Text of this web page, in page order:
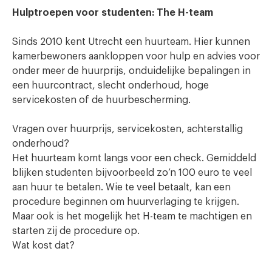
Hulptroepen voor studenten: The H-team
Sinds 2010 kent Utrecht een huurteam. Hier kunnen
kamerbewoners aankloppen voor hulp en advies voor
onder meer de huurprijs, onduidelijke bepalingen in
een huurcontract, slecht onderhoud, hoge
servicekosten of de huurbescherming.
Vragen over huurprijs, servicekosten, achterstallig
onderhoud?
Het huurteam komt langs voor een check. Gemiddeld
blijken studenten bijvoorbeeld zo’n 100 euro te veel
aan huur te betalen. Wie te veel betaalt, kan een
procedure beginnen om huurverlaging te krijgen.
Maar ook is het mogelijk het H-team te machtigen en
starten zij de procedure op.
Wat kost dat?